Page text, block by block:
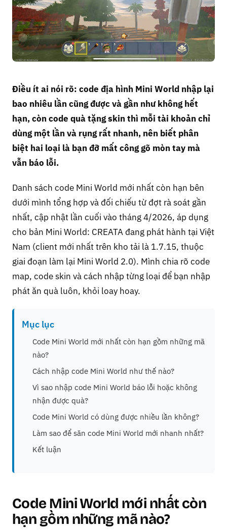
Điều ít ai nói rõ: code địa hình Mini World nhập lại
bao nhiêu lần cũng được và gần như không hết
hạn, còn code quà tặng skin thì mỗi tài khoản chỉ
dùng một lần và rụng rất nhanh, nên biết phân
biệt hai loại là bạn đỡ mất công gõ mòn tay mà
vẫn báo lỗi.
Danh sách code Mini World mới nhất còn hạn bên
dưới mình tổng hợp và đối chiếu từ đợt rà soát gần
nhất, cập nhật lần cuối vào tháng 4/2026, áp dụng
cho bản Mini World: CREATA đang phát hành tại Việt
Nam (client mới nhất trên kho tải là 1.7.15, thuộc
giai đoạn làm lại Mini World 2.0). Mình chia rõ code
map, code skin và cách nhập từng loại để bạn nhập
phát ăn quà luôn, khỏi loay hoay.
Mục lục
Code Mini World mới nhất còn hạn gồm những mã
nào?
Cách nhập code Mini World như thế nào?
Vì sao nhập code Mini World báo lỗi hoặc không
nhận được quà?
Code Mini World có dùng được nhiều lần không?
Làm sao để săn code Mini World mới nhanh nhất?
Kết luận
Code Mini World mới nhất còn
hạn gồm những mã nào?